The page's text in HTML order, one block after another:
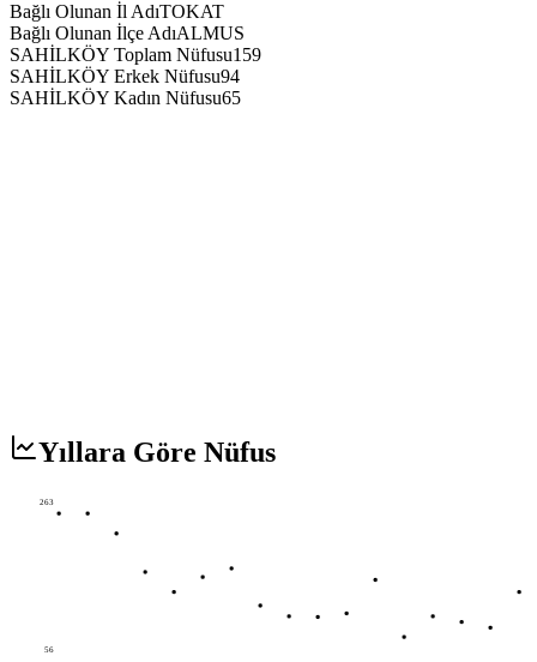
Bağlı Olunan İl AdıTOKAT
Bağlı Olunan İlçe AdıALMUS
SAHİLKÖY Toplam Nüfusu159
SAHİLKÖY Erkek Nüfusu94
SAHİLKÖY Kadın Nüfusu65
Yıllara Göre Nüfus
263
56